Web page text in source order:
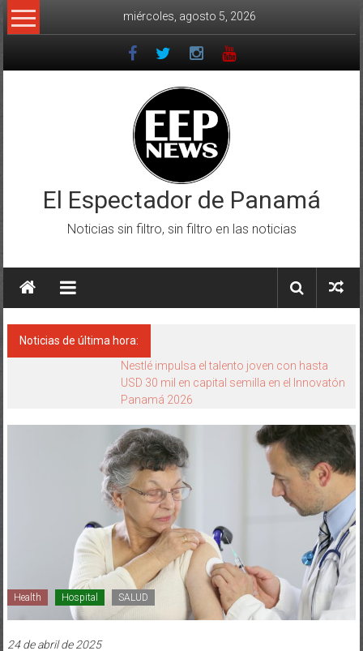
Saltar
al
miércoles, agosto 5, 2026
El Espectador de Panamá
Noticias sin filtro, sin filtro en las noticias
Noticias de última hora:
Cómo transferir tus datos de un dispositivo
iOS a uno Galaxy usando Smart Switch
Hospital SALUD